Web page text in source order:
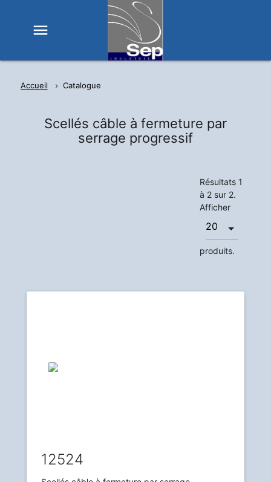
menu
Accueil Catalogue
Scellés câble à fermeture par
serrage progressif
Résultats 1
à 2 sur 2.
Afficher
produits.
12524